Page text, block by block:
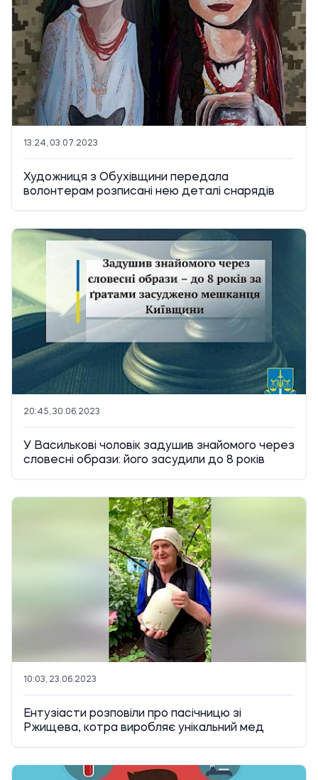
13:24, 03.07.2023
Художниця з Обухівщини передала
волонтерам розписані нею деталі снарядів
20:45, 30.06.2023
У Василькові чоловік задушив знайомого через
словесні образи: його засудили до 8 років
10:03, 23.06.2023
Ентузіасти розповіли про пасічницю зі
Ржищева, котра виробляє унікальний мед